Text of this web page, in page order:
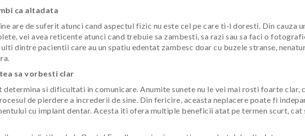
ca altadata
are de suferit atunci cand aspectul fizic nu este cel pe care ti-l doresti. Din cauza
vei avea reticente atunci cand trebuie sa zambesti, sa razi sau sa faci o
dintre pacientii care au un spatiu edentat zambesc doar cu buzele stranse,
sa vorbesti clar
determina si dificultati in comunicare. Anumite sunete nu le vei mai rosti foarte clar,
de pierdere a increderii de sine. Din fericire, aceasta neplacere poate fi
cu implant dentar. Acesta iti ofera multiple beneficii atat pe termen scurt, cat